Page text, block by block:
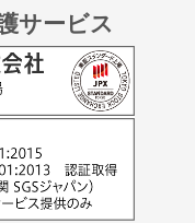
サービス